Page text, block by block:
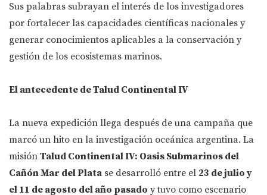
Sus palabras subrayan el interés de los investigadores
por fortalecer las capacidades científicas nacionales y
generar conocimientos aplicables a la conservación y
gestión de los ecosistemas marinos.
El antecedente de Talud Continental IV
La nueva expedición llega después de una campaña que
marcó un hito en la investigación oceánica argentina. La
misión Talud Continental IV: Oasis Submarinos del
Cañón Mar del Plata se desarrolló entre el 23 de julio y
el 11 de agosto del año pasado y tuvo como escenario